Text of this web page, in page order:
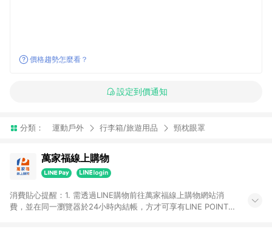
價格趨勢怎麼看？
設定到價通知
分類： 運動戶外 行李箱/旅遊用品 頸枕眼罩
萬家福線上購物
消費貼心提醒：1. 需透過LINE購物前往萬家福線上購物網站消
費，並在同一瀏覽器於24小時內結帳，方才可享有LINE POINTS